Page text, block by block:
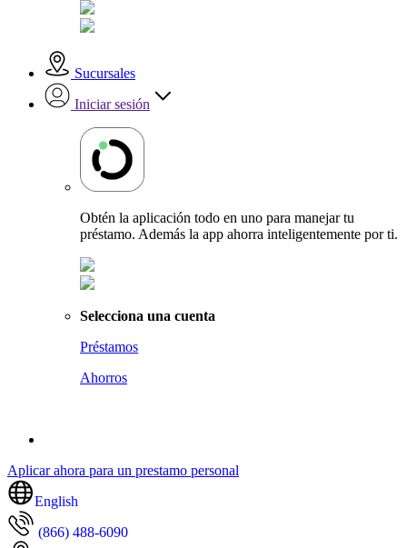
Sucursales
Iniciar sesión
Obtén la aplicación todo en uno para manejar tu
préstamo. Además la app ahorra inteligentemente por ti.
Selecciona una cuenta
Préstamos
Ahorros
Aplicar ahora para un prestamo personal
English
(866) 488-6090